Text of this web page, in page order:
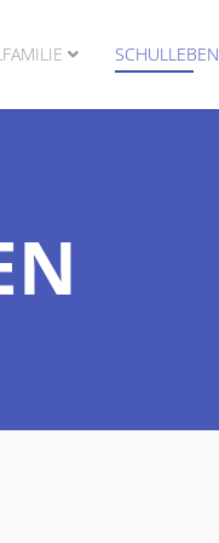
SCHULLEBEN